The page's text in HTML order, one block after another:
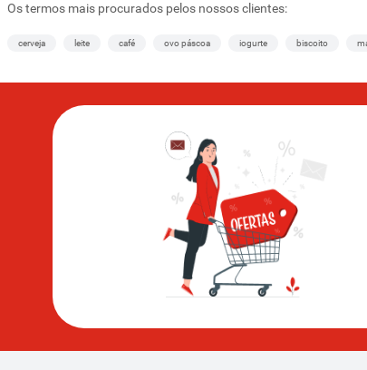
Os termos mais procurados pelos nossos clientes:
cerveja leite café ovo páscoa iogurte biscoito